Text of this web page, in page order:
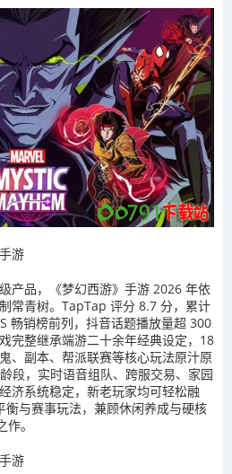
游
产品，《梦幻西游》手游 2026 年依
常青树。TapTap 评分 8.7 分，累计
畅销榜前列，抖音话题播放量超 300
完整继承端游二十余年经典设定，18
、副本、帮派联赛等核心玩法原汁原
段，实时语音组队、跨服交易、家园
济系统稳定，新老玩家均可轻松融
衡与赛事玩法，兼顾休闲养成与硬核
。
游